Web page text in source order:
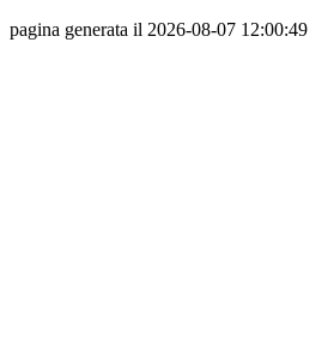
pagina generata il 2026-08-07 12:00:49